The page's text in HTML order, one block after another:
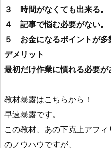
３ 時間がなくても出来る。
４ 記事で悩む必要がない。
５ お金になるポイントが多
デメリット
最初だけ作業に慣れる必要が
教材暴露はこちらから！
早速暴露です。
この教材、あの下克上アフ
のノウハウですが、